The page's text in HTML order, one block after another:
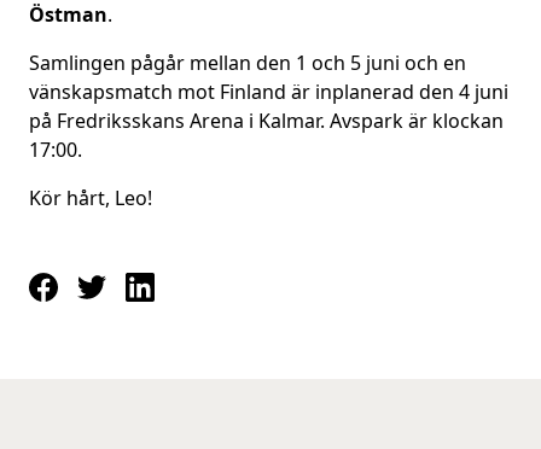
Östman.
Samlingen pågår mellan den 1 och 5 juni och en
vänskapsmatch mot Finland är inplanerad den 4 juni
på Fredriksskans Arena i Kalmar. Avspark är klockan
17:00.
Kör hårt, Leo!